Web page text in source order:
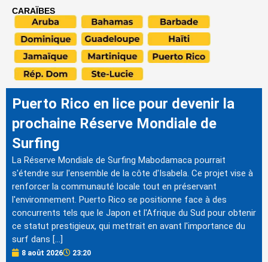
CARAÏBES
Puerto Rico en lice pour devenir la
prochaine Réserve Mondiale de
Surfing
La Réserve Mondiale de Surfing Mabodamaca pourrait
s'étendre sur l'ensemble de la côte d'Isabela. Ce projet vise à
renforcer la communauté locale tout en préservant
l'environnement. Puerto Rico se positionne face à des
concurrents tels que le Japon et l'Afrique du Sud pour obtenir
ce statut prestigieux, qui mettrait en avant l'importance du
surf dans […]
8 août 2026 23:20